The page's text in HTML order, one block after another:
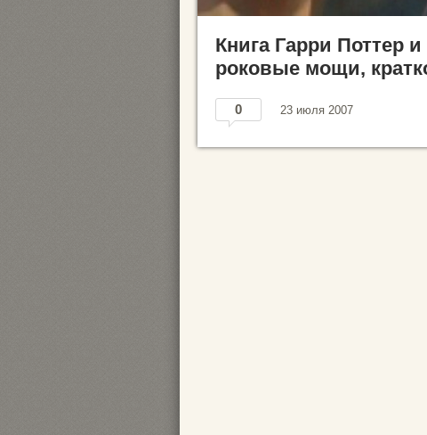
Книга Гарри Поттер и
роковые мощи,
0 23 июля 2007